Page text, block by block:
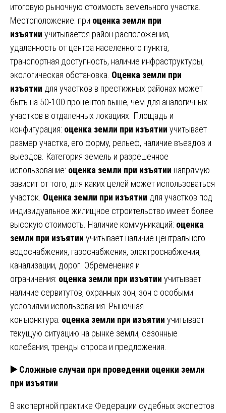
итоговую рыночную стоимость земельного участка.
Местоположение: при оценка земли при
изъятии учитывается район расположения,
удаленность от центра населенного пункта,
транспортная доступность, наличие инфраструктуры,
экологическая обстановка. Оценка земли при
изъятии для участков в престижных районах может
быть на 50-100 процентов выше, чем для аналогичных
участков в отдаленных локациях. Площадь и
конфигурация: оценка земли при изъятии учитывает
размер участка, его форму, рельеф, наличие въездов и
выездов. Категория земель и разрешенное
использование: оценка земли при изъятии напрямую
зависит от того, для каких целей может использоваться
участок. Оценка земли при изъятии для участков под
индивидуальное жилищное строительство имеет более
высокую стоимость. Наличие коммуникаций: оценка
земли при изъятии учитывает наличие центрального
водоснабжения, газоснабжения, электроснабжения,
канализации, дорог. Обременения и
ограничения: оценка земли при изъятии учитывает
наличие сервитутов, охранных зон, зон с особыми
условиями использования. Рыночная
конъюнктура: оценка земли при изъятии учитывает
текущую ситуацию на рынке земли, сезонные
колебания, тренды спроса и предложения.
▶️ Сложные случаи при проведении оценки земли
при изъятии
В экспертной практике Федерации судебных экспертов